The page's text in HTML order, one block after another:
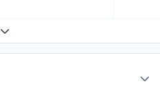
Expand topic overview